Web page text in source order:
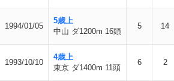
1994/01/05
5歳上
中山 ダ1200m 16頭
5 14
1993/10/10
4歳上
東京 ダ1400m 11頭
6 2